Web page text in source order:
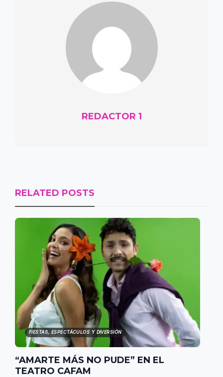
REDACTOR 1
RELATED POSTS
FIESTAS, ESPECTÁCULOS Y DIVERSIÓN
“AMARTE MÁS NO PUDE” EN EL
TEATRO CAFAM